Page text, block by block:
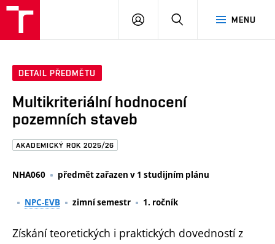
Brno
MENU
PŘIHLÁSIT
DETAIL PŘEDMĚTU
Multikriteriální hodnocení
pozemních staveb
AKADEMICKÝ ROK 2025/26
NHA060 předmět zařazen v 1 studijním plánu
NPC-EVB zimní semestr 1. ročník
Získání teoretických i praktických dovedností z